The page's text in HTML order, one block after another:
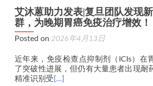
艾沐蒽助力发表|复旦团队发现
群，为晚期胃癌免疫治疗增效！
Posted on 2026年4月13日
近年来，免疫检查点抑制剂（ICIs）在
了突破性进展，但仍有大量患者出现耐
精准识别受 […]